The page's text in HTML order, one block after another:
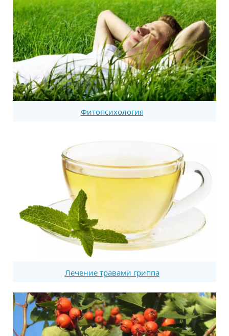
Фитопсихология
Лечение травами гриппа